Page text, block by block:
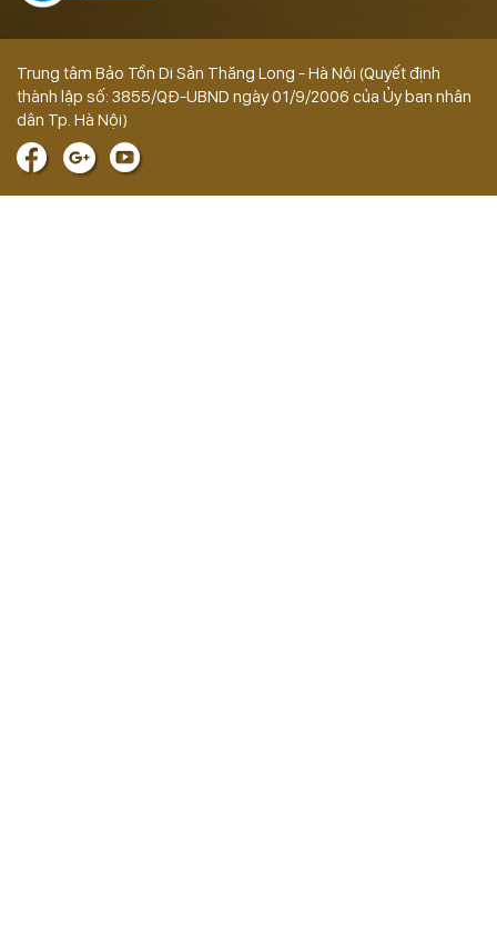
Trung tâm Bảo Tồn Di Sản Thăng Long - Hà Nội (Quyết định
thành lập số: 3855/QĐ-UBND ngày 01/9/2006 của Ủy ban nhân
dân Tp. Hà Nội)